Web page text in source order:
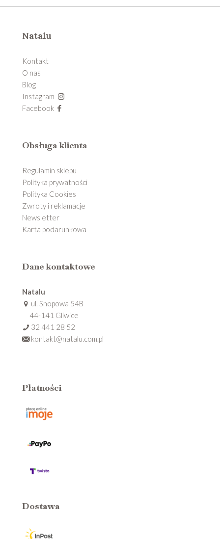
Natalu
Kontakt
O nas
Blog
Instagram
Facebook
Obsługa klienta
Regulamin sklepu
Polityka prywatności
Polityka Cookies
Zwroty i reklamacje
Newsletter
Karta podarunkowa
Dane kontaktowe
Natalu
ul. Snopowa 54B
44-141 Gliwice
32 441 28 52
kontakt@natalu.com.pl
Płatności
Dostawa